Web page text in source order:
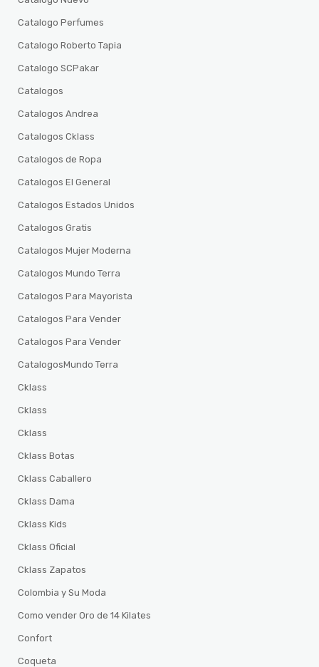
Catalogo Perfumes
Catalogo Roberto Tapia
Catalogo SCPakar
Catalogos
Catalogos Andrea
Catalogos Cklass
Catalogos de Ropa
Catalogos El General
Catalogos Estados Unidos
Catalogos Gratis
Catalogos Mujer Moderna
Catalogos Mundo Terra
Catalogos Para Mayorista
Catalogos Para Vender
Catalogos Para Vender
CatalogosMundo Terra
Cklass
Cklass
Cklass
Cklass Botas
Cklass Caballero
Cklass Dama
Cklass Kids
Cklass Oficial
Cklass Zapatos
Colombia y Su Moda
Como vender Oro de 14 Kilates
Confort
Coqueta